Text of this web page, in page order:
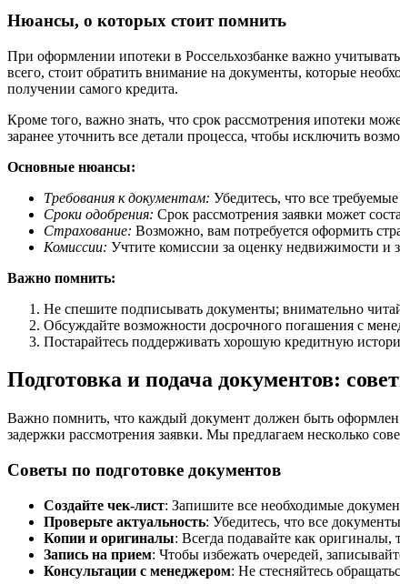
Нюансы, о которых стоит помнить
При оформлении ипотеки в Россельхозбанке важно
всего, стоит обратить внимание на документы, которые
получении самого кредита.
Кроме того, важно знать, что срок рассмотрения ипотеки
заранее уточнить все детали процесса, чтобы исключить
Основные нюансы:
Требования к документам: Убедитесь, что все
Сроки одобрения: Срок рассмотрения заявки может
Страхование: Возможно, вам потребуется оформить
Комиссии: Учтите комиссии за оценку недвижимости и
Важно помнить:
Не спешите подписывать документы; внимательно
Обсуждайте возможности досрочного погашения с
Постарайтесь поддерживать хорошую кредитную
Подготовка и подача документов:
Важно помнить, что каждый документ должен быть
задержки рассмотрения заявки. Мы предлагаем несколько
Советы по подготовке документов
Создайте чек-лист: Запишите все необходимые
Проверьте актуальность: Убедитесь, что все
Копии и оригиналы: Всегда подавайте как
Запись на прием: Чтобы избежать очередей,
Консультации с менеджером: Не стесняйтесь